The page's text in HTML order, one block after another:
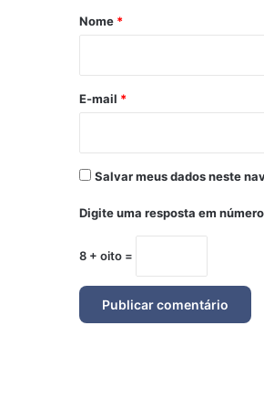
r
*
Nome *
E-mail *
Salvar meus dados neste
Digite uma resposta em
8 + oito =